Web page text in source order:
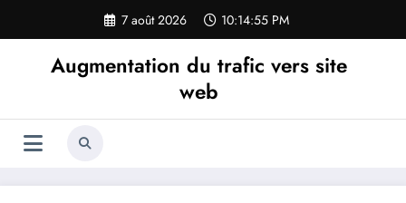
contenu
7 août 2026 10:14:56 PM
Augmentation du trafic vers site
web